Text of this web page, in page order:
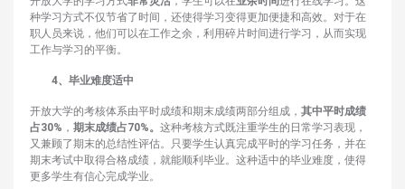
种学习方式不仅节省了时间，还使得学习变得更加便捷和高效。对于在
职人员来说，他们可以在工作之余，利用碎片时间进行学习，从而实现
工作与学习的平衡。
4、‌毕业难度适中‌
开放大学的考核体系由平时成绩和期末成绩两部分组成， 其中平时成绩
占30% ， 期末成绩占70%。 这种考核方式既注重学生的日常学习表现，
又兼顾了期末的总结性评估。只要学生认真完成平时的学习任务，并在
期末考试中取得合格成绩，就能顺利毕业。这种适中的毕业难度，使得
更多学生有信心完成学业。